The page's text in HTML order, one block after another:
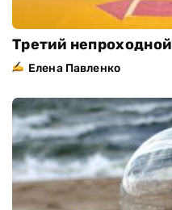
Третий непроходной
Елена Павленко